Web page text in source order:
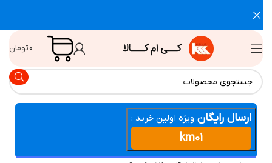
تومان
ارسال رایگان ویژه اولین خرید :
km01